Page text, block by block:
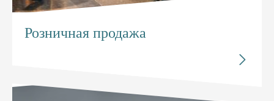
Розничная продажа
